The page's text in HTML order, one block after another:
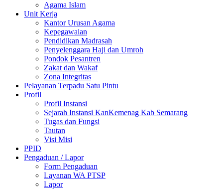
Agama Islam
Unit Kerja
Kantor Urusan Agama
Kepegawaian
Pendidikan Madrasah
Penyelenggara Haji dan Umroh
Pondok Pesantren
Zakat dan Wakaf
Zona Integritas
Pelayanan Terpadu Satu Pintu
Profil
Profil Instansi
Sejarah Instansi KanKemenag Kab Semarang
Tugas dan Fungsi
Tautan
Visi Misi
PPID
Pengaduan / Lapor
Form Pengaduan
Layanan WA PTSP
Lapor